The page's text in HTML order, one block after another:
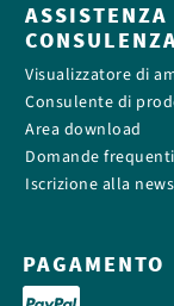
ASSISTENZA
Visualizzatore di
Consulente di
Area download
Domande frequenti
Iscrizione alla
PAGAMENTO